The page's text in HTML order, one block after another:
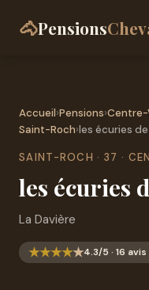
🐴Pensions
Accueil›Pensions›Centre-
Saint-Roch›les écuries
SAINT-ROCH · 37 ·
les écuries
La Davière
★★★★★4.3/5 · 16